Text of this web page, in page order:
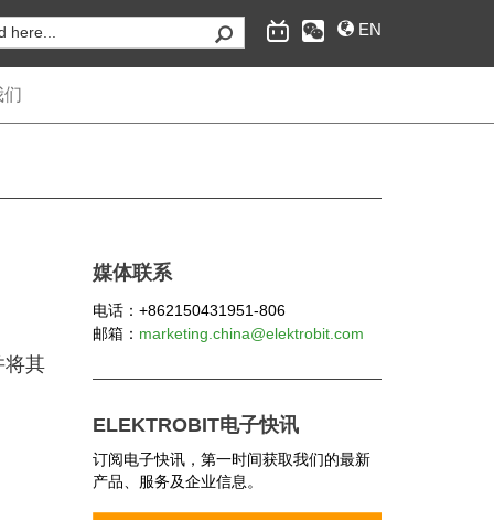
EN
们
将其
供应商。
媒体联系
电话：+862150431951-806
邮箱： marketing.china@elektrobit.com
ELEKTROBIT电子快讯
订阅电子快讯，第一时间获取我们的最新
产品、服务及企业信息。